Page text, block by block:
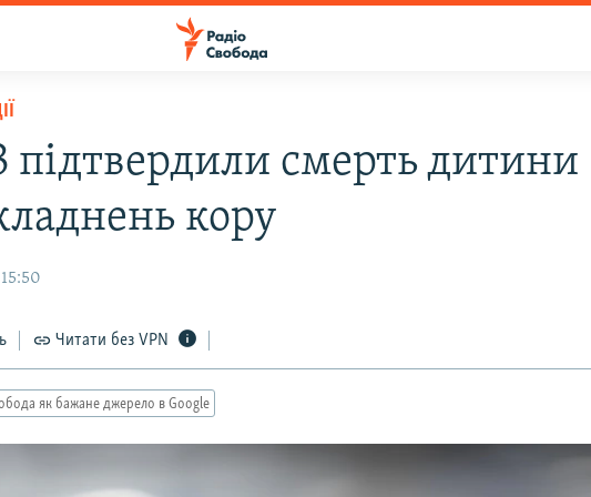
смерть дитини
кору
Читати без VPN
як бажане джерело в Google